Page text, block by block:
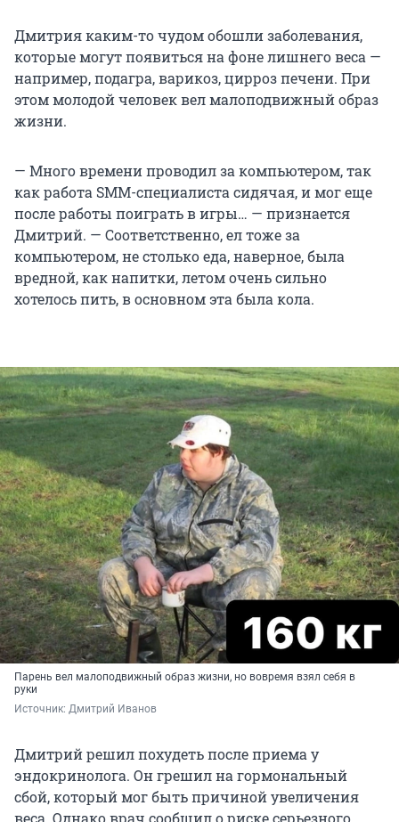
Дмитрия каким-то чудом обошли заболевания,
которые могут появиться на фоне лишнего веса —
например, подагра, варикоз, цирроз печени. При
этом молодой человек вел малоподвижный образ
жизни.
— Много времени проводил за компьютером, так
как работа SMM-специалиста сидячая, и мог еще
после работы поиграть в игры… — признается
Дмитрий. — Соответственно, ел тоже за
компьютером, не столько еда, наверное, была
вредной, как напитки, летом очень сильно
хотелось пить, в основном эта была кола.
Парень вел малоподвижный образ жизни, но вовремя взял себя в
руки
Источник: Дмитрий Иванов
Дмитрий решил похудеть после приема у
эндокринолога. Он грешил на гормональный
сбой, который мог быть причиной увеличения